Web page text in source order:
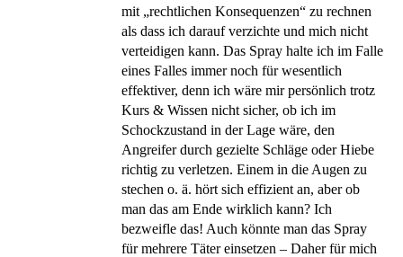
mit „rechtlichen Konsequenzen“ zu rechnen
als dass ich darauf verzichte und mich nicht
verteidigen kann. Das Spray halte ich im Falle
eines Falles immer noch für wesentlich
effektiver, denn ich wäre mir persönlich trotz
Kurs & Wissen nicht sicher, ob ich im
Schockzustand in der Lage wäre, den
Angreifer durch gezielte Schläge oder Hiebe
richtig zu verletzen. Einem in die Augen zu
stechen o. ä. hört sich effizient an, aber ob
man das am Ende wirklich kann? Ich
bezweifle das! Auch könnte man das Spray
für mehrere Täter einsetzen – Daher für mich